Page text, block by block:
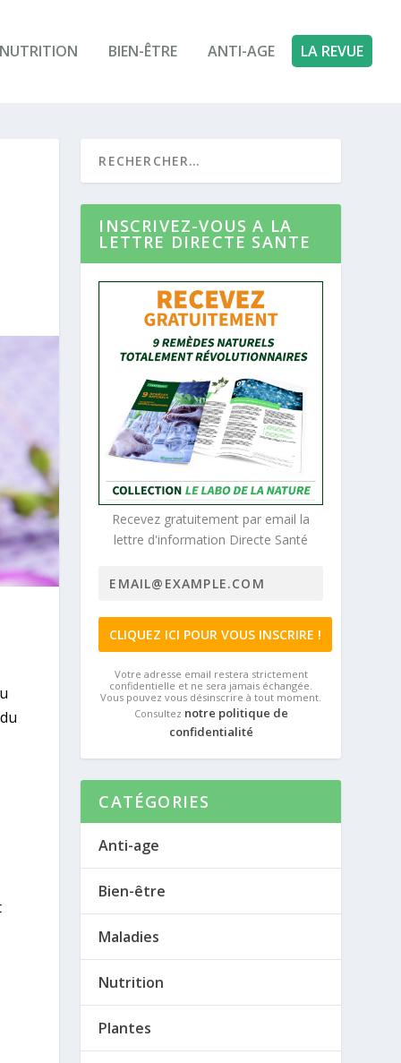
NUTRITION BIEN-ÊTRE ANTI-AGE LA REVUE
INSCRIVEZ-VOUS A LA
LETTRE DIRECTE SANTE
Recevez gratuitement par email la
lettre d'information Directe Santé
Votre adresse email restera strictement
confidentielle et ne sera jamais échangée.
Vous pouvez vous désinscrire à tout moment.
Consultez notre politique de
confidentialité
CATÉGORIES
Anti-age
Bien-être
Maladies
Nutrition
Plantes